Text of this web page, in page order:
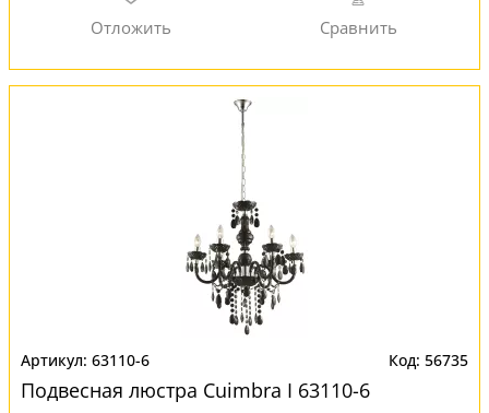
63110-6 56735
Подвесная люстра Cuimbra I 63110-6